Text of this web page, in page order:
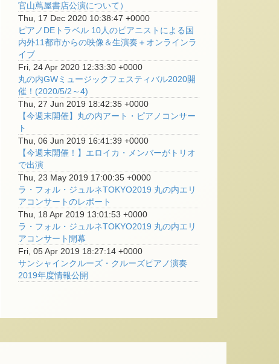
官山蔦屋書店公演について）
Thu, 17 Dec 2020 10:38:47 +0000
ピアノDEトラベル 10人のピアニストによる国
内外11都市からの映像＆生演奏＋オンラインラ
イブ
Fri, 24 Apr 2020 12:33:30 +0000
丸の内GWミュージックフェスティバル2020開
催！(2020/5/2～4)
Thu, 27 Jun 2019 18:42:35 +0000
【今週末開催】丸の内アート・ピアノコンサー
ト
Thu, 06 Jun 2019 16:41:39 +0000
【今週末開催！】エロイカ・メンバーがトリオ
で出演
Thu, 23 May 2019 17:00:35 +0000
ラ・フォル・ジュルネTOKYO2019 丸の内エリ
アコンサートのレポート
Thu, 18 Apr 2019 13:01:53 +0000
ラ・フォル・ジュルネTOKYO2019 丸の内エリ
アコンサート開幕
Fri, 05 Apr 2019 18:27:14 +0000
サンシャインクルーズ・クルーズピアノ演奏
2019年度情報公開